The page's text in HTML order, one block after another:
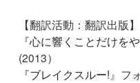
【翻訳活動：翻訳出版】
『心に響くことだけを
(2013）
『ブレイクスルー!』フ